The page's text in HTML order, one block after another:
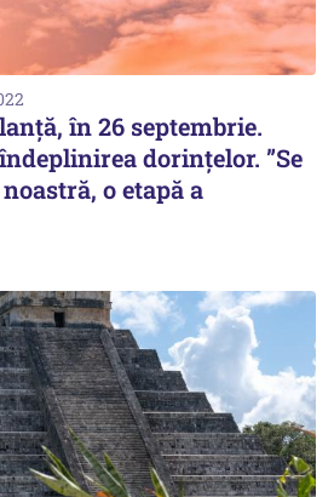
în 26 septembrie.
dorințelor. ”Se
o etapă a